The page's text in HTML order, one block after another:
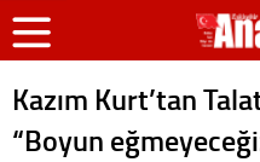
Kazım Kurt’tan
“Boyun